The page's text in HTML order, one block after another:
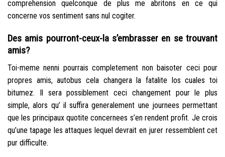
comprehension quelconque de plus me abritons en ce qui
concerne vos sentiment sans nul cogiter.
Des amis pourront-ceux-la s’embrasser en se trouvant
amis?
Toi-meme nenni pourrais completement non baisoter ceci pour
propres amis, autobus cela changera la fatalite los cuales toi
bitumez. Il sera possiblement ceci changement pour le plus
simple, alors qu’ il suffira generalement une journees permettant
que les principaux quotite concernees s’en rendent profit. Je crois
qu’une tapage les attaques lequel devrait en jurer ressemblent cet
pur difficulte.